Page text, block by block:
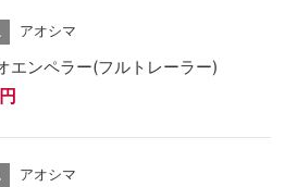
アオシマ
エンペラー(フルトレーラー)
円
アオシマ